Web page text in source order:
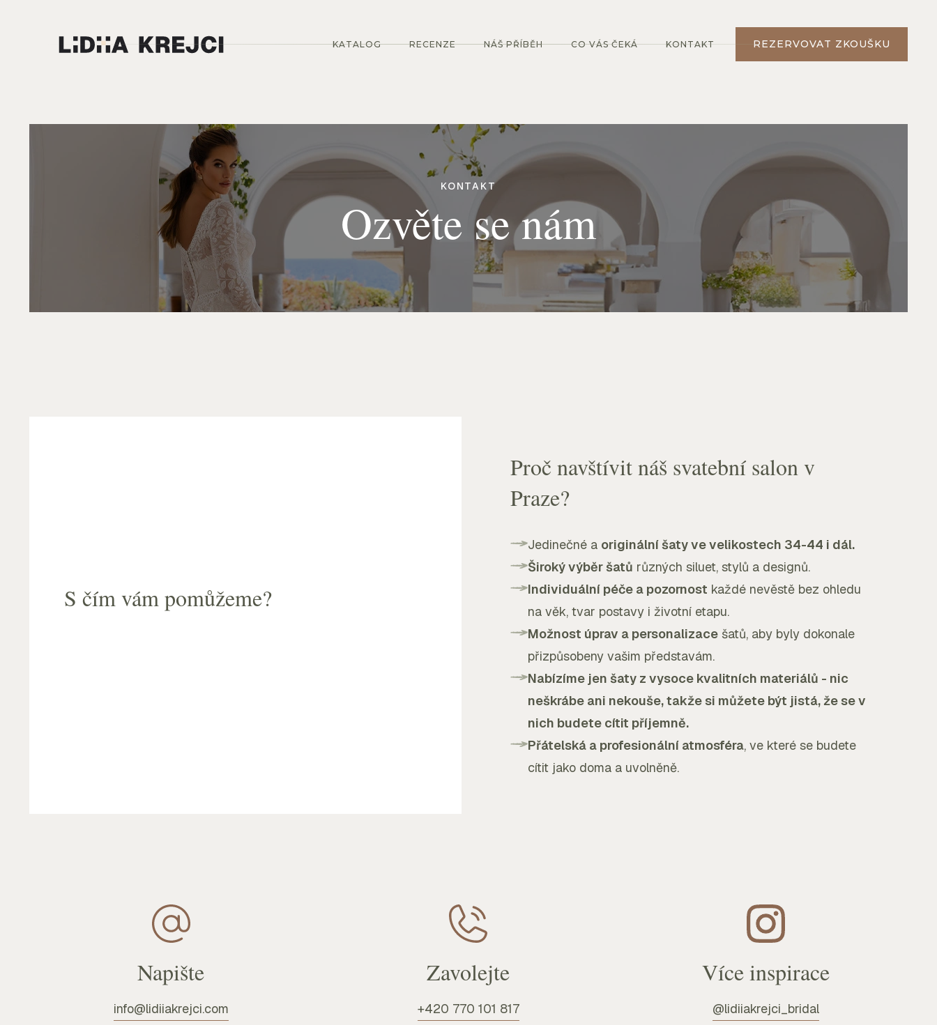
KATALOG RECENZE NÁŠ PŘÍBĚH CO VÁS ČEKÁ KONTAKT REZERVOVAT ZKOUŠKU
KONTAKT
Ozvěte se nám
S čím vám pomůžeme?
Proč navštívit náš svatební salon v
Praze?
Jedinečné a originální šaty ve velikostech 34-44 i dál.
Široký výběr šatů různých siluet, stylů a designů.
Individuální péče a pozornost každé nevěstě bez ohledu
na věk, tvar postavy i životní etapu.
Možnost úprav a personalizace šatů, aby byly dokonale
přizpůsobeny vašim představám.
Nabízíme jen šaty z vysoce kvalitních materiálů - nic
neškrábe ani nekouše, takže si můžete být jistá, že se v
nich budete cítit příjemně.
Přátelská a profesionální atmosféra, ve které se budete
cítit jako doma a uvolněně.
Napište
info@lidiiakrejci.com
Zavolejte
+420 770 101 817
Více inspirace
@lidiiakrejci_bridal